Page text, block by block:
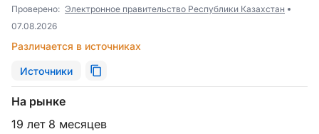
Проверено: Электронное правительство Республики Казахстан
07.08.2026
Различается в источниках
Источники
На рынке
19 лет 8 месяцев